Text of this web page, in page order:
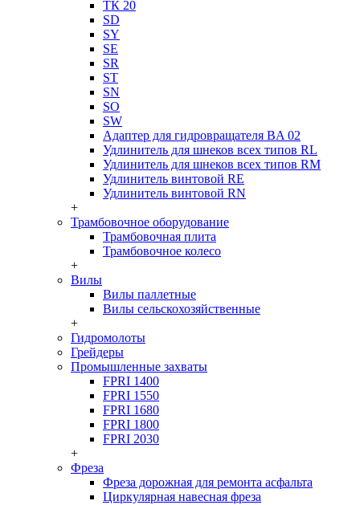
ТК 20
SD
SY
SE
SR
ST
SN
SO
SW
Адаптер для гидровращателя BA 02
Удлинитель для шнеков всех типов RL
Удлинитель для шнеков всех типов RM
Удлинитель винтовой RE
Удлинитель винтовой RN
+
Трамбовочное оборудование
Трамбовочная плита
Трамбовочное колесо
+
Вилы
Вилы паллетные
Вилы сельскохозяйственные
+
Гидромолоты
Грейдеры
Промышленные захваты
FPRI 1400
FPRI 1550
FPRI 1680
FPRI 1800
FPRI 2030
+
Фреза
Фреза дорожная для ремонта асфальта
Циркулярная навесная фреза